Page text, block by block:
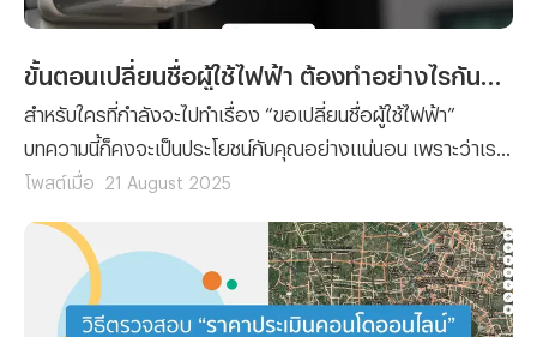
สำหรับใครที่กำลังจะไปทำเรื่อง “ขอเปลี่ยนชื่อผู้ใช้ไฟฟ้า”
บทความนี้ก็คงจะเป็นประโยชน์กับคุณอย่างแน่นอน เพราะว่าเรา
ได้รวบรวมขั้นตอนการยื่นเรื่องขอเปลี่ยนชื่อผู้ใช้ไฟฟ้า พร้อม
โพสต์เมื่อ 21 August 2025